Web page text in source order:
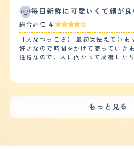
リミングに連れて行ったことはありません。
毛のカットはわたしがしています。 抜け毛についてです
が、これはかなり抜けています。 クッションなどはこま
めに゛コロコロ゛をかけないといけません。
をしたことも、疾患があると言われ
とても健康です。 ただ、身体が小さいせいか、胸肉など
を多めに与えてしまうと便がゆるく
しか本気で鳴かないので、「五月蝿
できれば褒めるを繰り返すことで、
かった気がする。散歩は、だいたい
程度行うことが多い。できる日は少
【お手入れ】 基本的には、毎日スリ
ラッシングを行い、コームを使って
ている。だいたい2日に1回くらいは
うにも。シャンプーは月に3~4回ほ
ている。スムースではあるものの、
掃除機は毎日かけた上で、ラグなど
まめにコロコロをかけるようにして
ている。検診は年に1回、同じ時期に
が、今のところ問題はない。 【鳴き声】 外出先から戻っ
が多い。甘えたいときは不安なこと
は、きちんと相手を見分けて接して
たり、追いかけてくる小さい子には
【落ち着き】 愛犬は10歳と言う事
ている事が多いです。興奮する場面
や来客があった時、外を散歩する犬
におやつを貰えると分かったら時は
りして、を繰り返してヨダレを垂らします。
すさ】 チワワは他の犬種に比べて
る際に「待て」「よし」など比較的
ます。散歩については、週2.3回で数
毎日新鮮に可愛いくて顔が良
総合評価 4
【人なつっこさ】 最初は怯えていま
好きなので時間をかけて寄っていき
性格なので、人に向かって威嚇した
せん。ただ懐くまでに少し時間はかかりま
ては大抵相手が焦れて吠えられるか
まり仲良くなれません…。子供に対
れてしまうこともしばしばあります。 【落ち着き】 基本
的には落ち着いています。はしゃぐ
です。初めての場所だったりすると
もっと見る